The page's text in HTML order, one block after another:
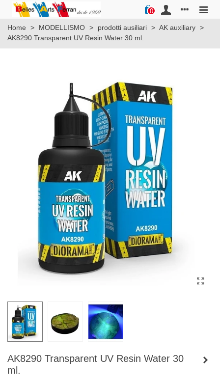
0
Home > MODELLISMO > prodotti ausiliari > AK auxiliary >
AK8290 Transparent UV Resin Water 30 ml.
AK8290 Transparent UV Resin Water 30
ml.